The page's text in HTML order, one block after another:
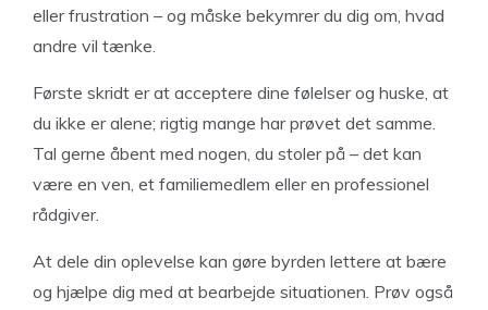
eller frustration – og måske bekymrer du dig om, hvad
andre vil tænke.
Første skridt er at acceptere dine følelser og huske, at
du ikke er alene; rigtig mange har prøvet det samme.
Tal gerne åbent med nogen, du stoler på – det kan
være en ven, et familiemedlem eller en professionel
rådgiver.
At dele din oplevelse kan gøre byrden lettere at bære
og hjælpe dig med at bearbejde situationen. Prøv også